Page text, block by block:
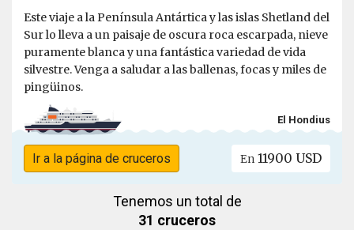
Este viaje a la Península Antártica y las islas Shetland del
Sur lo lleva a un paisaje de oscura roca escarpada, nieve
puramente blanca y una fantástica variedad de vida
silvestre. Venga a saludar a las ballenas, focas y miles de
pingüinos.
El Hondius
Ir a la página de cruceros En 11900 USD
Tenemos un total de
31 cruceros